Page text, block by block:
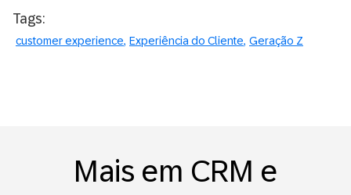
Tags:
customer experience Experiência do Cliente Geração Z
Mais em CRM e